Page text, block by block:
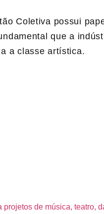
Coletiva possui
que a
a classe artística.
de música, teatro,